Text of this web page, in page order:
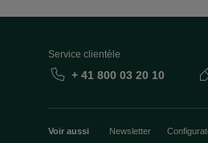
Service clientèle
+ 41 800 03 20 10
Voir aussi Newsletter